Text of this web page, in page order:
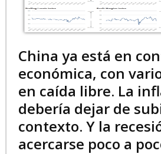
China ya está en
económica, con
en caída libre. La
debería dejar de
contexto. Y la
acercarse poco a